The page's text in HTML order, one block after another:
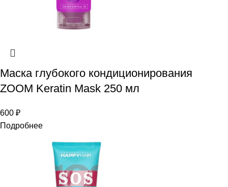
Маска глубокого кондиционирования
ZOOM Keratin Mask 250 мл
600 ₽
Подробнее